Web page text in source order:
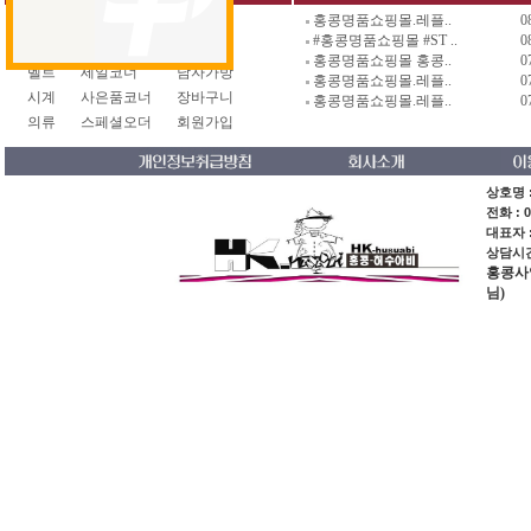
벨트
세일코너
남자가방
시계
사은품코너
장바구니
의류
스페셜오더 회원가입
홍콩명품쇼핑몰.레플..
#홍콩명품쇼핑몰 #ST ..
홍콩명품쇼핑몰 홍콩..
홍콩명품쇼핑몰.레플..
홍콩명품쇼핑몰.레플..
상호명
전화 :
대표자
상담시
홍콩
님)